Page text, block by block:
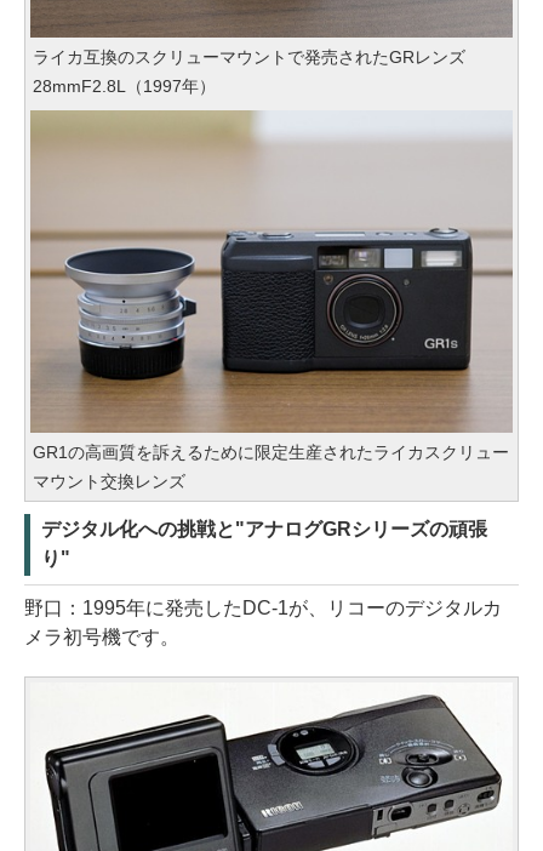
ライカ互換のスクリューマウントで発売されたGRレンズ
28mmF2.8L（1997年）
GR1の高画質を訴えるために限定生産されたライカスクリュー
マウント交換レンズ
デジタル化への挑戦と"アナログGRシリーズの頑張
り"
野口：1995年に発売したDC-1が、リコーのデジタルカ
メラ初号機です。